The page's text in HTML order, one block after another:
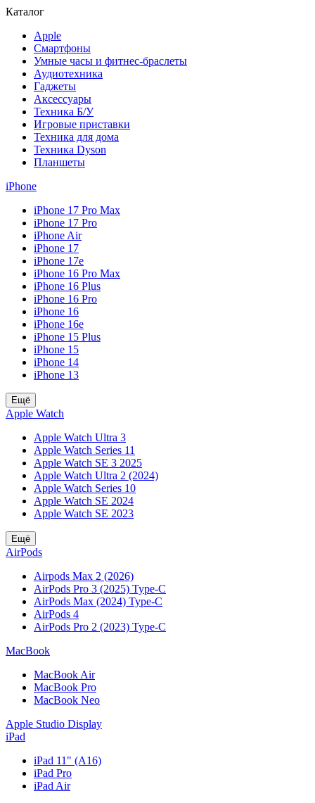
Каталог
Apple
Смартфоны
Умные часы и фитнес-браслеты
Аудиотехника
Гаджеты
Аксессуары
Техника Б/У
Игровые приставки
Техника для дома
Техника Dyson
Планшеты
iPhone
iPhone 17 Pro Max
iPhone 17 Pro
iPhone Air
iPhone 17
iPhone 17e
iPhone 16 Pro Max
iPhone 16 Plus
iPhone 16 Pro
iPhone 16
iPhone 16e
iPhone 15 Plus
iPhone 15
iPhone 14
iPhone 13
Ещё
Apple Watch
Apple Watch Ultra 3
Apple Watch Series 11
Apple Watch SE 3 2025
Apple Watch Ultra 2 (2024)
Apple Watch Series 10
Apple Watch SE 2024
Apple Watch SE 2023
Ещё
AirPods
Airpods Max 2 (2026)
AirPods Pro 3 (2025) Type-C
AirPods Max (2024) Type-C
AirPods 4
AirPods Pro 2 (2023) Type-C
MacBook
MacBook Air
MacBook Pro
MacBook Neo
Apple Studio Display
iPad
iPad 11" (A16)
iPad Pro
iPad Air